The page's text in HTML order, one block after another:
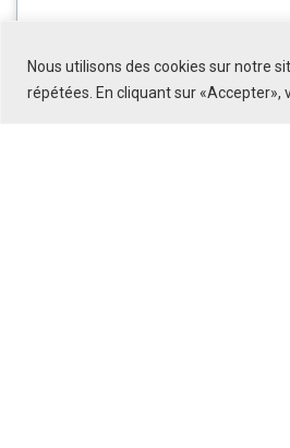
Nous utilisons des cookies sur notre
répétées. En cliquant sur «Accepter»,
Powered by